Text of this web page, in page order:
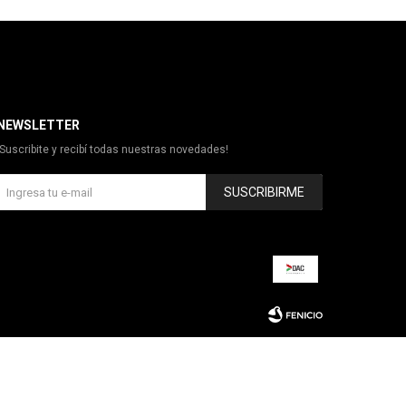
y recibí todas nuestras novedades!
SUSCRIBIRME